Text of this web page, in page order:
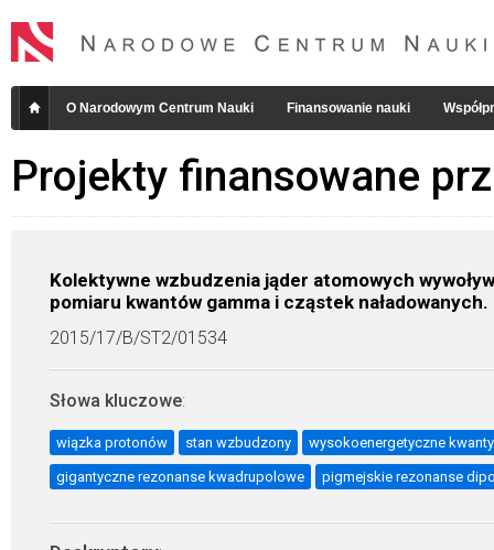
O Narodowym Centrum Nauki Finansowanie nauki
Projekty finansowane
Kolektywne wzbudzenia jąder atomowych
pomiaru kwantów gamma i cząstek naładowanych.
2015/17/B/ST2/01534
Słowa kluczowe:
wiązka protonów stan wzbudzony wysokoenergetyczne
gigantyczne rezonanse kwadrupolowe pigmejskie rezonanse